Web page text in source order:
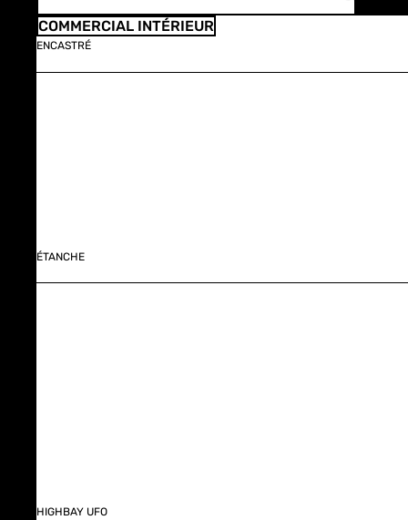
COMMERCIAL INTÉRIEUR
ENCASTRÉ
ÉTANCHE
HIGHBAY UFO